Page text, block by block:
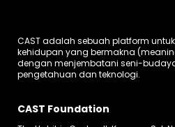
CAST adalah sebuah platform
kehidupan yang bermakna
dengan menjembatani seni-
pengetahuan dan teknologi.
CAST Foundation